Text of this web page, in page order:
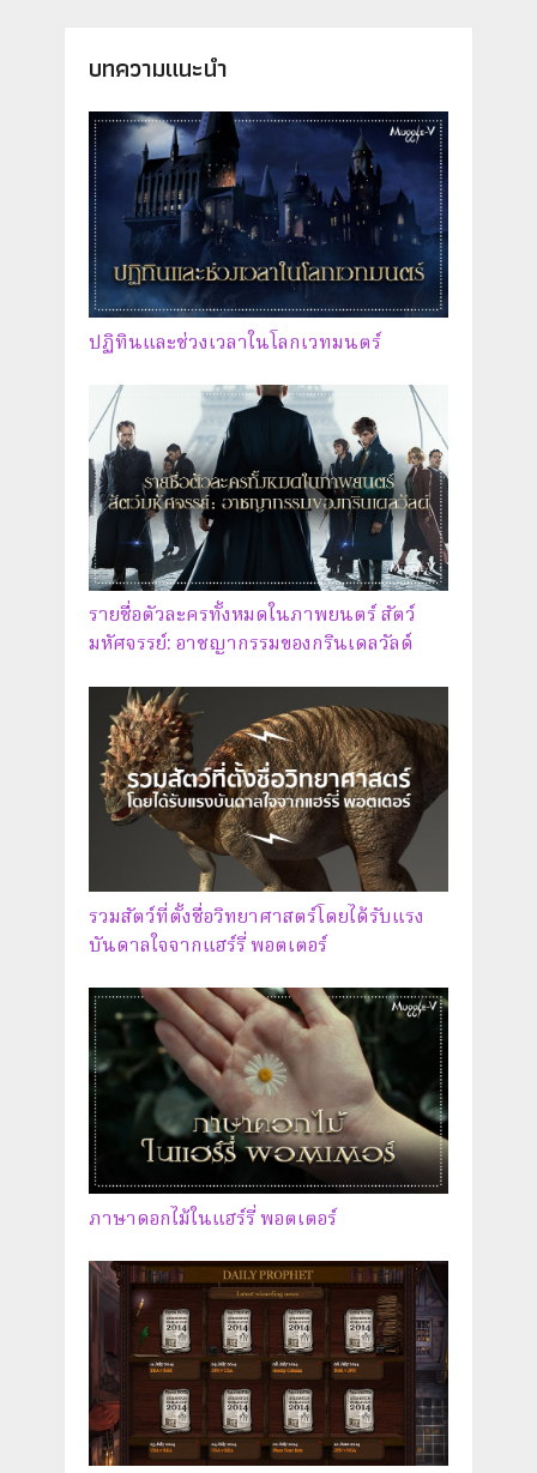
บทความแนะนำ
ปฏิทินและช่วงเวลาในโลกเวทมนตร์
รายชื่อตัวละครทั้งหมดในภาพยนตร์ สัตว์
มหัศจรรย์: อาชญากรรมของกรินเดลวัลด์
รวมสัตว์ที่ตั้งชื่อวิทยาศาสตร์โดยได้รับแรง
บันดาลใจจากแฮร์รี่ พอตเตอร์
ภาษาดอกไม้ในแฮร์รี่ พอตเตอร์